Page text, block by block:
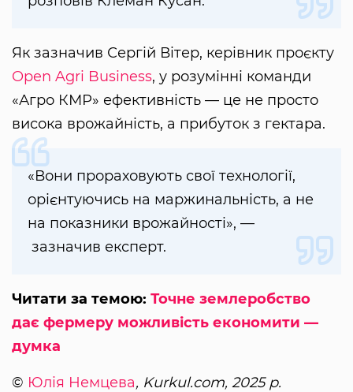
Як зазначив Сергій Вітер, керівник проєкту
Open Agri Business, у розумінні команди
«Агро КМР» ефективність — це не просто
висока врожайність, а прибуток з гектара.
«Вони прораховують свої технології,
орієнтуючись на маржинальність, а не
на показники врожайності», —
зазначив експерт.
Читати за темою: Точне землеробство
дає фермеру можливість економити —
думка
© Юлія Немцева, Kurkul.com, 2025 р.